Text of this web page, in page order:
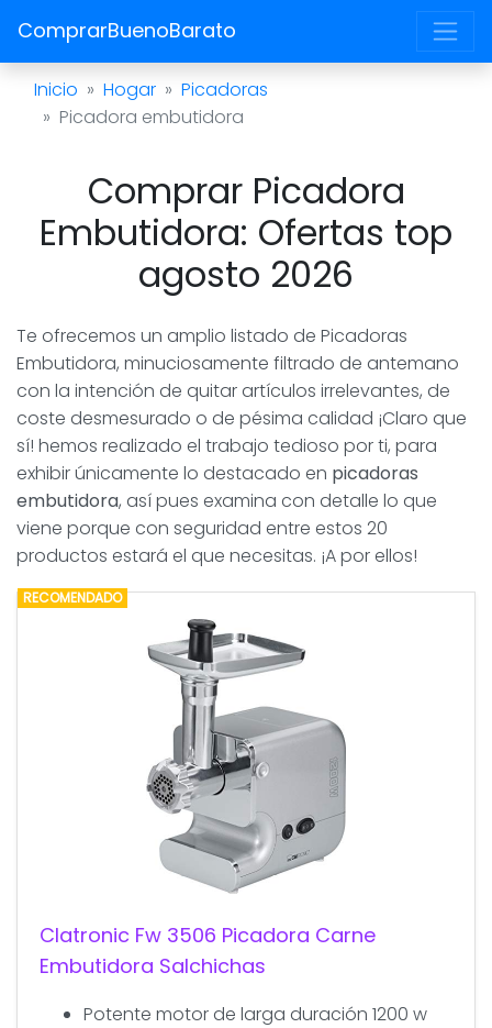
ComprarBuenoBarato
Inicio Hogar
Picadoras
Picadora embutidora
Comprar Picadora
Embutidora: Ofertas top
agosto 2026
Te ofrecemos un amplio listado de Picadoras
Embutidora, minuciosamente filtrado de antemano
con la intención de quitar artículos irrelevantes, de
coste desmesurado o de pésima calidad ¡Claro que
sí! hemos realizado el trabajo tedioso por ti, para
exhibir únicamente lo destacado en picadoras
embutidora, así pues examina con detalle lo que
viene porque con seguridad entre estos 20
productos estará el que necesitas. ¡A por ellos!
RECOMENDADO
Clatronic Fw 3506 Picadora Carne
Embutidora Salchichas
Potente motor de larga duración 1200 w